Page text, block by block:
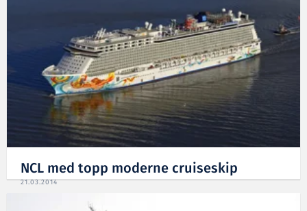
NCL med topp moderne cruiseskip
21.03.2014